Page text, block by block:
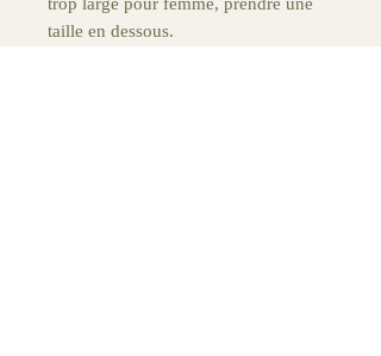
taille en dessous.